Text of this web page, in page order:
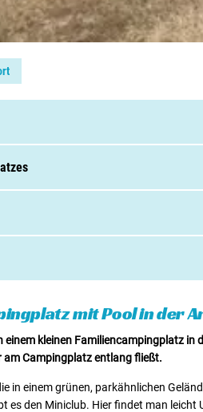
mit Pool in der
einem kleinen Familiencampingplatz
am Campingplatz entlang fließt.
in einem grünen, parkähnlichen
es den Miniclub. Hier findet man
07300, Saint-Jean-De-Muzols